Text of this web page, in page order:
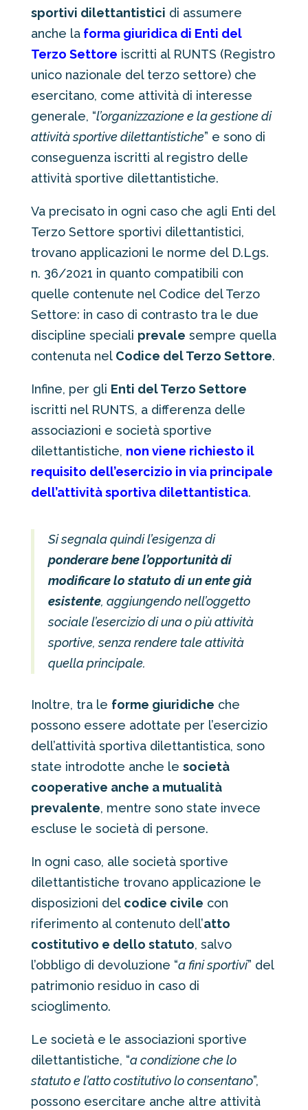
sportivi dilettantistici di assumere
anche laforma giuridica di Enti del
Terzo Settore iscritti al RUNTS (Registro
unico nazionale del terzo settore) che
esercitano, come attività di interesse
generale, “l’organizzazione e la gestione di
attività sportive dilettantistiche” e sono di
conseguenza iscritti al registro delle
attività sportive dilettantistiche.
Va precisato in ogni caso che agli Enti del
Terzo Settore sportivi dilettantistici,
trovano applicazioni le norme del D.Lgs.
n. 36/2021 in quanto compatibili con
quelle contenute nel Codice del Terzo
Settore: in caso di contrasto tra le due
discipline speciali prevale sempre quella
contenuta nel Codice del Terzo Settore.
Infine, per gli Enti del Terzo Settore
iscritti nel RUNTS, a differenza delle
associazioni e società sportive
dilettantistiche, non viene richiesto il
requisito dell’esercizio in via principale
dell’attività sportiva dilettantistica.
Si segnala quindi l’esigenza di
ponderare bene l’opportunità di
modificare lo statuto di un ente già
esistente, aggiungendo nell’oggetto
sociale l’esercizio di una o più attività
sportive, senza rendere tale attività
quella principale.
Inoltre, tra le forme giuridiche che
possono essere adottate per l’esercizio
dell’attività sportiva dilettantistica, sono
state introdotte anche le società
cooperative anche a mutualità
prevalente, mentre sono state invece
escluse le società di persone.
In ogni caso, alle società sportive
dilettantistiche trovano applicazione le
disposizioni del codice civile con
riferimento al contenuto dell’atto
costitutivo e dello statuto, salvo
l’obbligo di devoluzione “a fini sportivi” del
patrimonio residuo in caso di
scioglimento.
Le società e le associazioni sportive
dilettantistiche, “a condizione che lo
statuto e l’atto costitutivo lo consentano”,
possono esercitare anche altre attività